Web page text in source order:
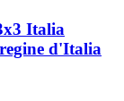
Italia
d'Italia